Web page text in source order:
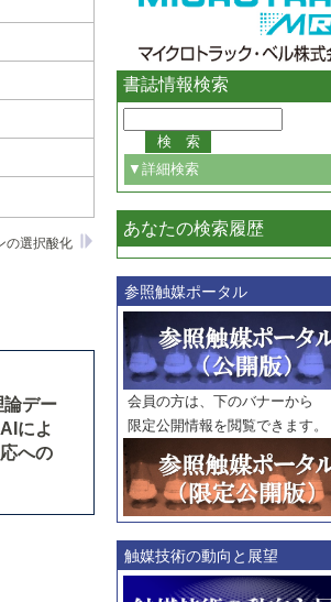
の選択酸化
論デー
によ
への
書誌情報検索
▼詳細検索
必ず
巻・号指定
巻
号
範囲指定
巻
号～
巻
号
触媒年鑑
年度
記事種別
マーク：
マークあり
あなたの検索履歴
参照触媒ポータル
会員の方は、下のバナーから
限定公開情報を閲覧できます。
触媒技術の動向と展望